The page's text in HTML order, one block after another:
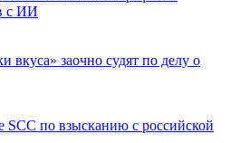
с ИИ
вкуса» заочно судят по делу о
SCC по взысканию с российской